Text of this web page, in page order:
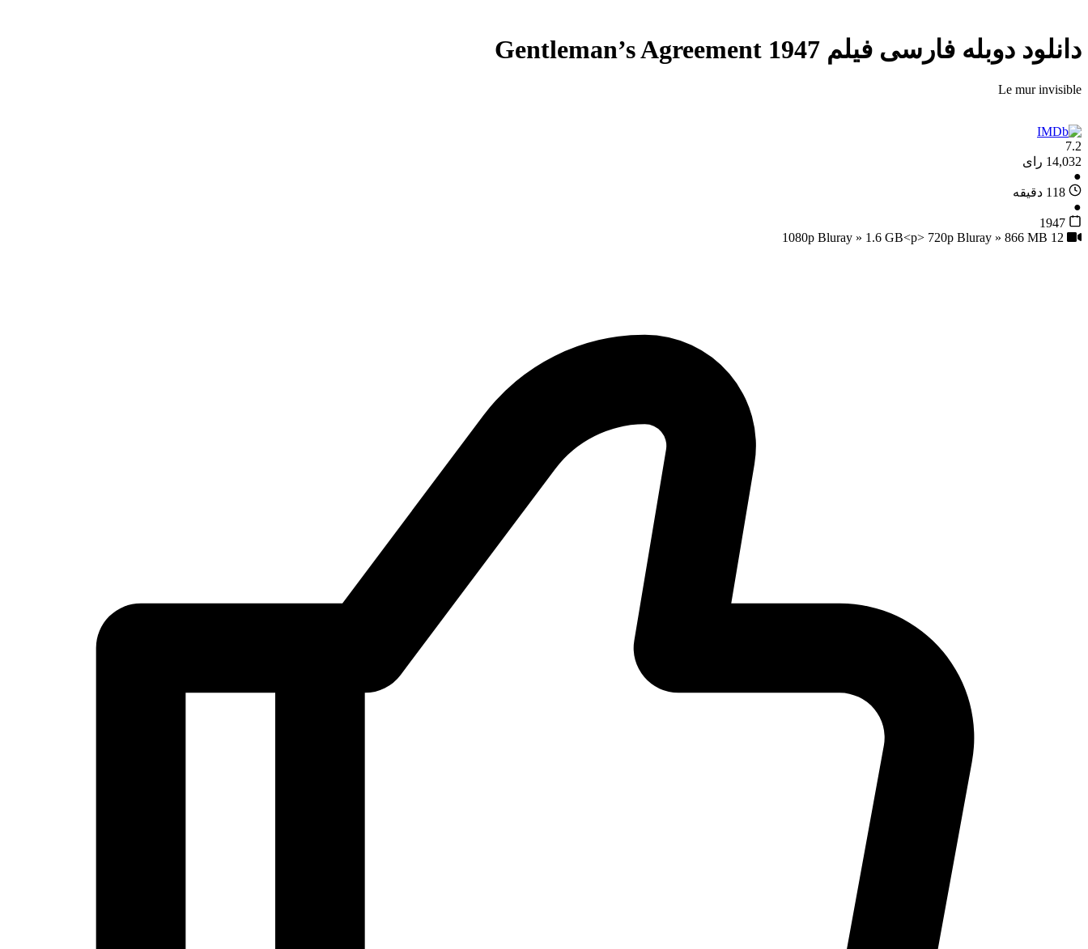
دانلود دوبله فارسی فیلم Gentleman’s Agreement 1947
Le mur invisible
7.2
14,032 رای
●
118 دقیقه
●
1947
12